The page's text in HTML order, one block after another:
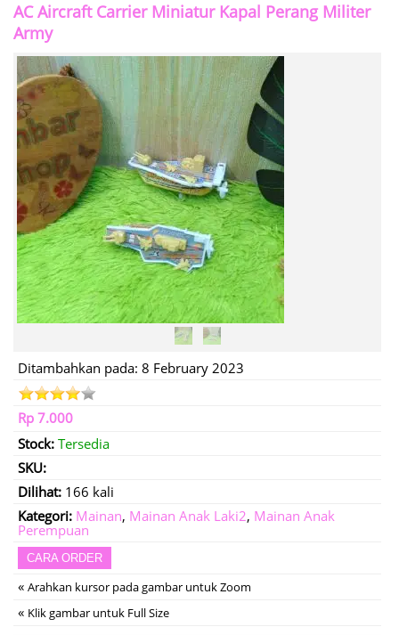
AC Aircraft Carrier Miniatur Kapal Perang Militer
Army
Ditambahkan pada: 8 February 2023
Rp 7.000
Stock: Tersedia
SKU:
Dilihat: 166 kali
Kategori: Mainan, Mainan Anak Laki2, Mainan Anak
Perempuan
CARA ORDER
« Arahkan kursor pada gambar untuk Zoom
« Klik gambar untuk Full Size